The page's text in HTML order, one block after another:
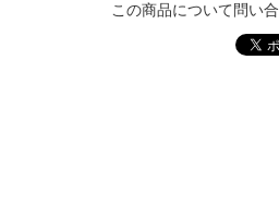
この商品について問い